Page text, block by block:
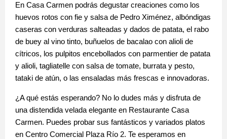
En Casa Carmen podrás degustar creaciones como los
huevos rotos con fie y salsa de Pedro Ximénez, albóndigas
caseras con verduras salteadas y dados de patata, el rabo
de buey al vino tinto, buñuelos de bacalao con alioli de
cítricos, los pulpitos encebollados con parmentier de patata
y alioli, tagliatelle con salsa de tomate, burrata y pesto,
tataki de atún, o las ensaladas más frescas e innovadoras.
¿A qué estás esperando? No lo dudes más y disfruta de
una distendida velada elegante en Restaurante Casa
Carmen. Puedes probar sus fantásticos y variados platos
en Centro Comercial Plaza Río 2. Te esperamos en